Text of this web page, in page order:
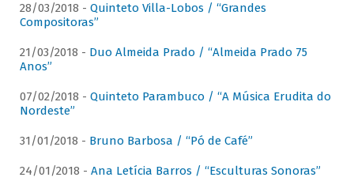
28/03/2018 - Quinteto Villa-Lobos / “Grandes
Compositoras”
21/03/2018 - Duo Almeida Prado / “Almeida Prado 75
Anos”
07/02/2018 - Quinteto Parambuco / “A Música Erudita do
Nordeste”
31/01/2018 - Bruno Barbosa / “Pó de Café”
24/01/2018 - Ana Letícia Barros / “Esculturas Sonoras”